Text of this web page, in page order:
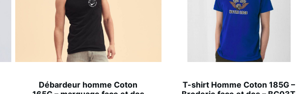
Débardeur homme Coton
T-shirt Homme Coton 185G –